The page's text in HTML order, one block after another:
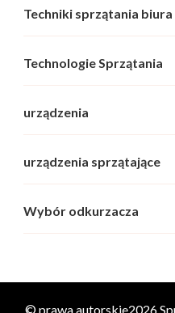
Techniki sprzątania biura
Technologie Sprzątania
urządzenia
urządzenia sprzątające
Wybór odkurzacza
© prawa autorskie2026